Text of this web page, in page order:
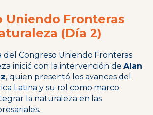
Uniendo Fronteras
(Día 2)
del Congreso Uniendo Fronteras
inició con la intervención de Alan
, quien presentó los avances del
Latina y su rol como marco
la naturaleza en las